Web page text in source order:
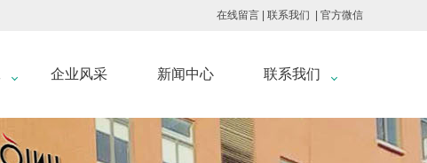
在线留言 联系我们 官方微信
企业风采 新闻中心 联系我们